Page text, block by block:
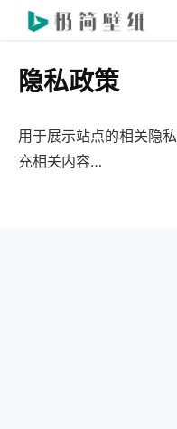
隐私政策
用于展示站点的相关隐
充相关内容…